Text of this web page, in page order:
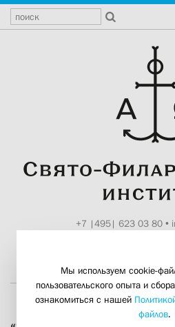
+7 |495| 623 03 80•
Мы используем cookie-
пользовательского опыта и
ознакомиться с нашей
файлов.